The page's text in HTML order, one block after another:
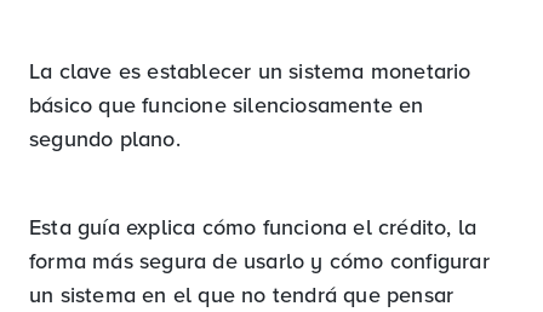
La clave es establecer un sistema monetario
básico que funcione silenciosamente en
segundo plano.
Esta guía explica cómo funciona el crédito, la
forma más segura de usarlo y cómo configurar
un sistema en el que no tendrá que pensar